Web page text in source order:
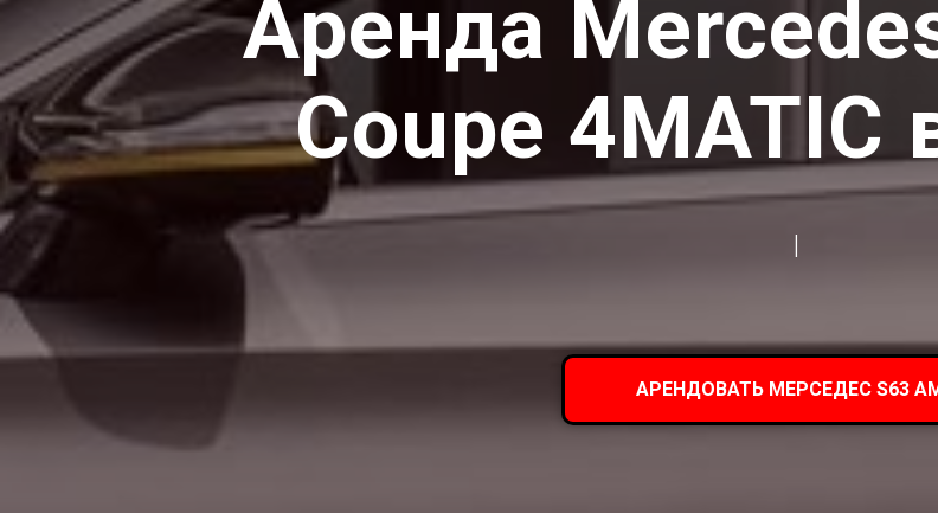
Аренда
Coupe 4МATIC
|
АРЕНДОВАТЬ МЕРСЕДЕС S63